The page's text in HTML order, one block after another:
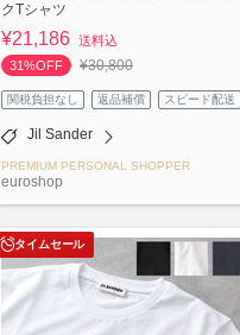
クTシャツ
¥21,186 送料込
31%OFF
¥30,800
関税負担なし 返品補償 スピード配送
Jil Sander
PREMIUM PERSONAL SHOPPER
euroshop
タイムセール